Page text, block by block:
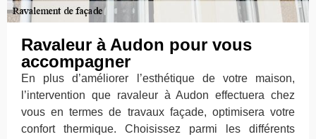
Ravaleur à Audon pour vous
accompagner
En plus d’améliorer l’esthétique de votre maison,
l’intervention que ravaleur à Audon effectuera chez
vous en termes de travaux façade, optimisera votre
confort thermique. Choisissez parmi les différents